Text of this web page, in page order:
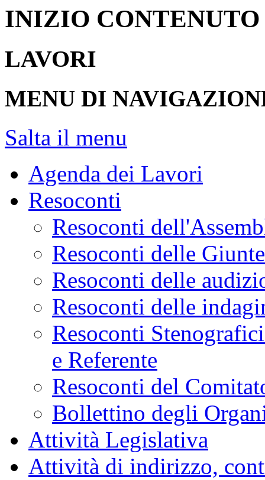
INIZIO CONTENUTO
LAVORI
MENU DI
Salta il menu
Agenda dei Lavori
Resoconti
Resoconti
Resoconti delle
Resoconti delle
Resoconti delle
Resoconti
e Referente
Resoconti del
Bollettino degli
Attività Legislativa
Attività di indirizzo,